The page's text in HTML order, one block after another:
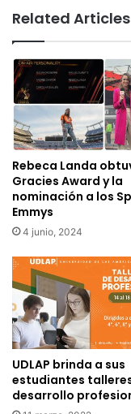
Related Articles
Rebeca Landa
Gracies Award y la
nominación a los
Emmys
4 junio, 2024
UDLAP brinda a sus
estudiantes
desarrollo